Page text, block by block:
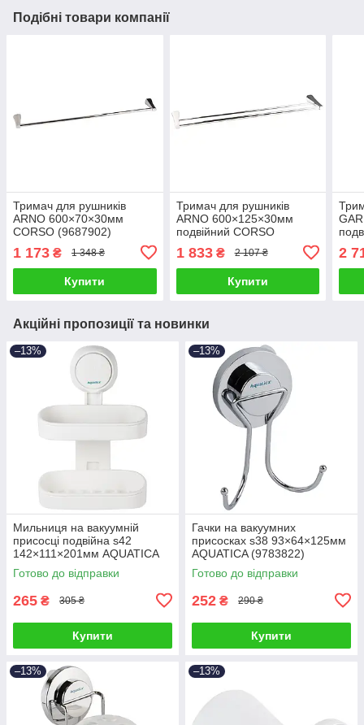
Подібні товари компанії
Тримач для рушників
ARNO 600×70×30мм
CORSO (9687902)
1 173 ₴ 1 348 ₴
Купити
Тримач для рушників
ARNO 600×125×30мм
подвійний CORSO
1 833₴ 2 107 ₴
Купити
2
Акційні пропозиції та новинки
–13%
Мильниця на вакуумній
присосці подвійна s42
142×111×201мм AQUATICA
(9784290)
Готово до відправки
265 ₴ 305 ₴
Купити
–13%
Гачки на вакуумних
присосках s38 93×64×125мм
AQUATICA (9783822)
Готово до відправки
252 ₴ 290 ₴
Купити
–13% –13%